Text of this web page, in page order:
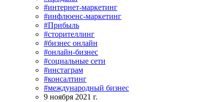
#интернет-маркетинг
#инфлюенс-маркетинг
#Прибыль
#сторителлинг
#бизнес онлайн
#онлайн-бизнес
#социальные сети
#инстаграм
#консалтинг
#международный бизнес
9 ноября 2021 г.